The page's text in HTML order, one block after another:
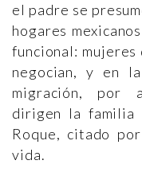
el padre se
hogares
funcional:
negocian, y en
migración, por
dirigen la familia
Roque, citado
vida.